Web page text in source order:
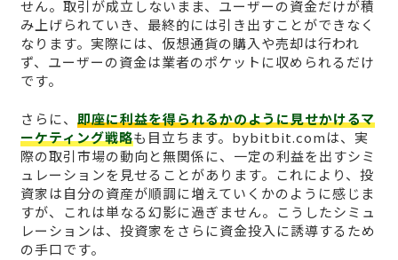
せん。取引が成立しないまま、ユーザーの資金だけが積
み上げられていき、最終的には引き出すことができなく
なります。実際には、仮想通貨の購入や売却は行われ
ず、ユーザーの資金は業者のポケットに収められるだけ
です。
さらに、 即座に利益を得られるかのように見せかけるマ
ーケティング戦略も目立ちます。bybitbit.comは、実
際の取引市場の動向と無関係に、一定の利益を出すシミ
ュレーションを見せることがあります。これにより、投
資家は自分の資産が順調に増えていくかのように感じま
すが、これは単なる幻影に過ぎません。こうしたシミュ
レーションは、投資家をさらに資金投入に誘導するため
の手口です。